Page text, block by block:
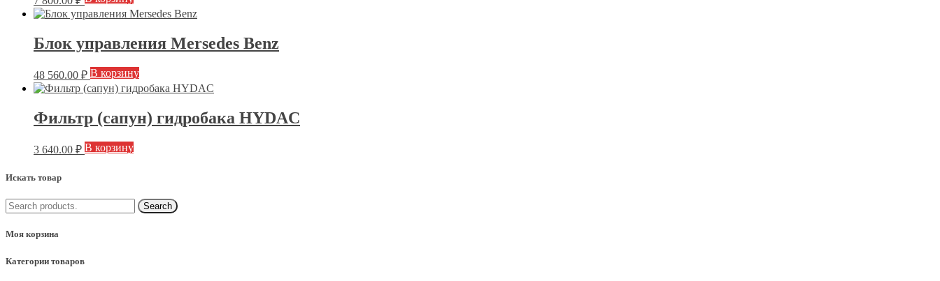
Блок управления Mersedes Benz
48 560.00 ₽ В корзину
Фильтр (сапун) гидробака HYDAC
3 640.00 ₽ В корзину
Искать товар
Моя корзина
Категории товаров